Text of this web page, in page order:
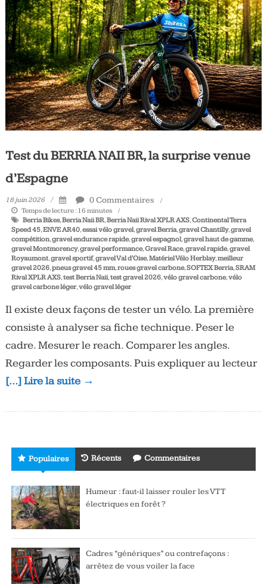
Tous
les
jours,
votre
actualité
vélo
et
triathlon
Test du BERRIA NAII BR, la surprise venue
d’Espagne
18 juin 2026 0 Commentaires
Temps de lecture : 16 minutes
Berria Bikes,Berria Naii BR,Berria Naii Rival XPLR AXS,Continental Terra
Speed 45,ENVE AR40,essai vélo gravel,gravel Berria,gravel Chantilly,gravel
compétition,gravel endurance rapide,gravel espagnol,gravel haut de gamme,
gravel Montmorency,gravel performance,Gravel Race,gravel rapide,gravel
Royaumont,gravel sportif,gravel Val d'Oise,Matériel Vélo Herblay,meilleur
gravel 2026,pneus gravel 45 mm,roues gravel carbone,SOFTEX Berria,SRAM
Rival XPLR AXS,test Berria Naii,test gravel 2026,vélo gravel carbone,vélo
gravel carbone léger,vélo gravel léger
Il existe deux façons de tester un vélo. La première
consiste à analyser sa fiche technique. Peser le
cadre. Mesurer le reach. Comparer les angles.
Regarder les composants. Puis expliquer au lecteur
[…] Lire la suite →
Populaires Récents Commentaires
Humeur : faut-il laisser rouler les VTT
électriques en forêt ?
Cadres “génériques” ou contrefaçons :
arrêtez de vous voiler la face